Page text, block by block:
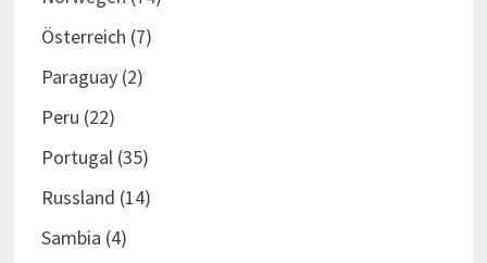
Österreich (7)
Paraguay(2)
Peru (22)
Portugal (35)
Russland (14)
Sambia (4)